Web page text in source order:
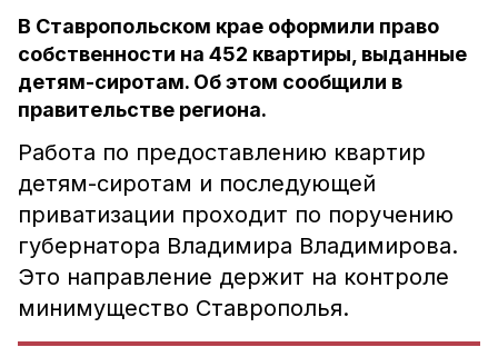
В Ставропольском крае оформили право
собственности на 452 квартиры, выданные
детям-сиротам. Об этом сообщили в
правительстве региона.
Работа по предоставлению квартир
детям-сиротам и последующей
приватизации проходит по поручению
губернатора Владимира Владимирова.
Это направление держит на контроле
минимущество Ставрополья.